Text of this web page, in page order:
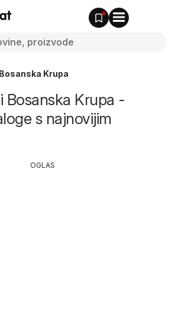
Krupa
Bosanska Krupa -
s najnovijim
OGLAS